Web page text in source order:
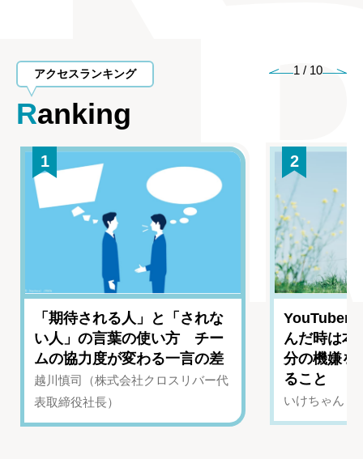
アクセスランキング
Ranking
1 / 10
1
「期待される人」と「されな
い人」の言葉の使い方 チー
ムの協力度が変わる一言の差
越川慎司（株式会社クロスリバー代
表取締役社長）
2
YouTuber
んだ時は
分の機嫌を
ること
いけちゃん（